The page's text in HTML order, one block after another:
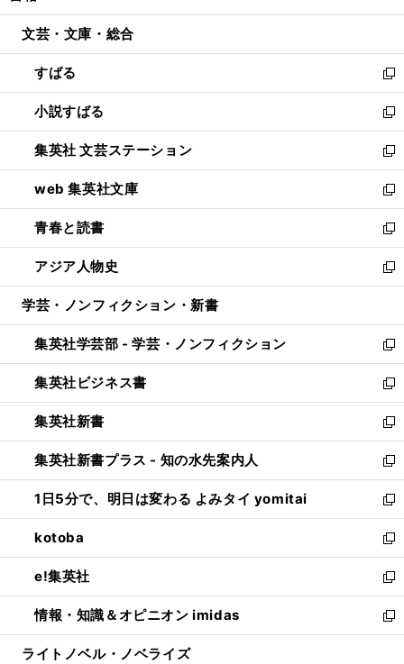
開
ウ
開
く
ン
ウ
で
開
く
ウ
ン
ド
ウ
で
開
く
文芸・文庫・総合
すばる
新
し
い
ウ
ィ
ン
ド
ウ
で
開
く
小説すばる
新
し
い
ウ
ィ
ン
ド
ウ
で
開
集英社 文芸ステーション
新
し
い
ウ
ィ
ン
ド
ウ
開
く
web 集英社文庫
新
し
い
ウ
ィ
ン
ウ
で
開
く
青春と読書
新
し
い
ウ
ン
ド
ウ
で
開
く
アジア人物史
新
し
ウ
ィ
ン
ド
ウ
で
開
く
学芸・ノンフィクション・新書
集英社学芸部 - 学芸・ノンフィクション
新
し
い
ウ
ィ
ン
ド
ウ
で
開
く
集英社ビジネス書
新
し
い
ウ
ィ
ン
ド
ウ
で
開
く
集英社新書
新
し
い
ウ
ィ
ン
ド
ウ
で
開
く
集英社新書プラス - 知の水先案内人
新
し
い
ウ
ィ
ン
ド
ウ
で
開
1日5分で、明日は変わる よみタイ yomitai
新
し
い
ウ
ィ
ン
ド
ウ
kotoba
新
し
い
ウ
ィ
ン
e!集英社
新
し
い
ウ
情報・知識＆オピニオン imidas
新
し
ライトノベル・ノベライズ